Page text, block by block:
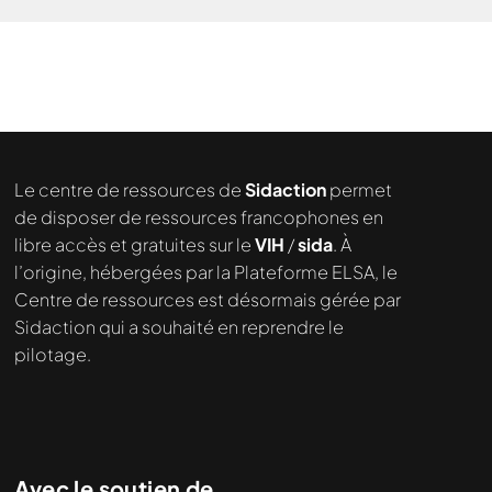
Nous cherchons le contenu
Le centre de ressources deSidactionpermet
de disposer de ressources francophones en
libre accès et gratuites sur leVIH /sida. À
l’origine, hébergées par la Plateforme ELSA, le
Centre de ressources est désormais gérée par
Sidaction qui a souhaité en reprendre le
pilotage.